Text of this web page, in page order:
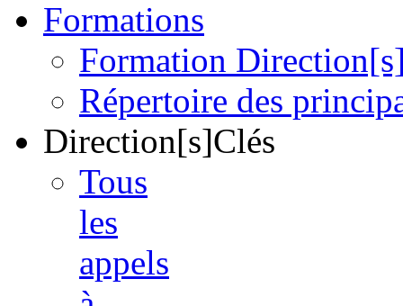
Formations
Formation
Répertoire des
Direction[s]Clés
Tous
les
appels